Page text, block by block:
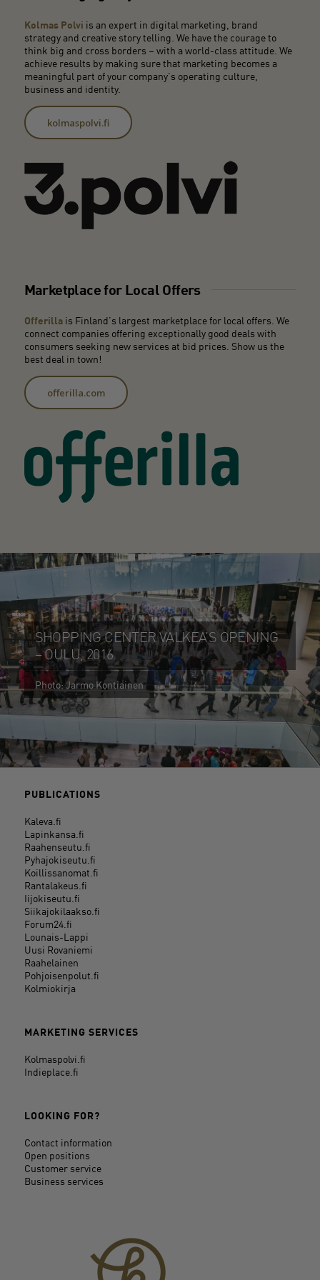
Kolmas Polvi is an expert in digital marketing, brand
strategy and creative story telling. We have the courage to
think big and cross borders – with a world-class attitude. We
achieve results by making sure that marketing becomes a
meaningful part of your company’s operating culture,
business and identity.
kolmaspolvi.fi
Marketplace for Local Offers
Offerillais Finland’s largest marketplace for local offers. We
connect companies offering exceptionally good deals with
consumers seeking new services at bid prices. Show us the
best deal in town!
offerilla.com
SHOPPING CENTER VALKEA’S OPENING
– OULU, 2016
Photo: Jarmo Kontiainen
PUBLICATIONS
Kaleva.fi
Lapinkansa.fi
Raahenseutu.fi
Pyhajokiseutu.fi
Koillissanomat.fi
Rantalakeus.fi
Iijokiseutu.fi
Siikajokilaakso.fi
Forum24.fi
Lounais-Lappi
Uusi Rovaniemi
Raahelainen
Pohjoisenpolut.fi
Kolmiokirja
MARKETING SERVICES
Kolmaspolvi.fi
Indieplace.fi
LOOKING FOR?
Contact information
Open positions
Customer service
Business services